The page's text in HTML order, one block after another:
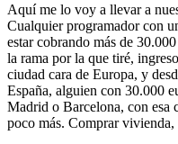
Aquí me lo voy a llevar a
Cualquier programador con
estar cobrando más de
la rama por la que tiré,
ciudad cara de Europa, y
España, alguien con 30.000
Madrid o Barcelona, con esa
poco más. Comprar vivienda,